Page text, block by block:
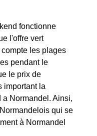
fonctionne
l'offre vert
les plages
pendant le
le prix de
important la
Normandel. Ainsi,
qui se
à Normandel